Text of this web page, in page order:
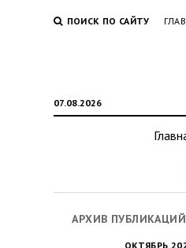
ПОИСК ПО САЙТУ
07.08.2026
АРХИВ
ОКТЯБРЬ